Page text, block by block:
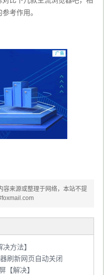
考作用。
容来源或整理于网络，本站不提
方法】
刷新网页自动关闭
【解决】